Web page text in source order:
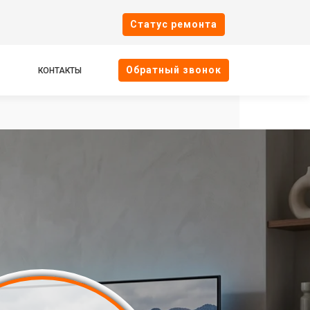
Cтатус ремонта
КОНТАКТЫ Oбратный звонок